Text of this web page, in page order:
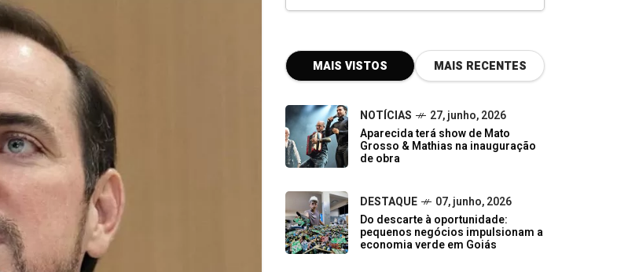
MAIS VISTOS MAIS RECENTES
NOTÍCIAS
27, junho, 2026
Aparecida terá show de Mato
Grosso & Mathias na inauguração
de obra
DESTAQUE
07, junho, 2026
Do descarte à oportunidade:
pequenos negócios impulsionam a
economia verde em Goiás